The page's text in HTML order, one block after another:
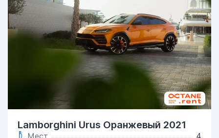
Lamborghini Urus Оранжевый 2021
Мест
4